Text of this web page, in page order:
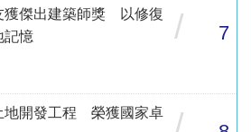
獲傑出建築師獎 以修復
記憶
/ 7
地開發工程 榮獲國家卓